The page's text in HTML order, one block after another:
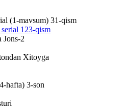
(1-mavsum) 31-qism
123-qism
2
Xitoyga
hafta) 3-son